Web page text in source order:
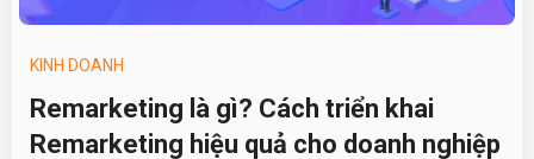
KINH DOANH
Remarketing là gì? Cách triển khai
Remarketing hiệu quả cho doanh nghiệp